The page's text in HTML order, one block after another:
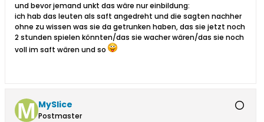
und bevor jemand unkt das wäre nur einbildung:
ich hab das leuten als saft angedreht und die sagten nachher
ohne zu wissen was sie da getrunken haben, das sie jetzt noch
2 stunden spielen könnten/das sie wacher wären/das sie noch
voll im saft wären und so
MySlice
Postmaster